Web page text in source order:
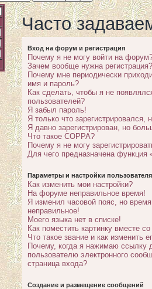
Часто
Вход на форум и регистрация
Почему я не могу войти на
Зачем вообще нужна регистрация?
Почему мне периодически
имя и пароль?
Как сделать, чтобы я не
пользователей?
Я забыл пароль!
Я только что зарегистрировался,
Я давно зарегистрирован, но
Что такое COPPA?
Почему я не могу
Для чего предназначена функция
Параметры и настройки пользователя
Как изменить мои настройки?
На форуме неправильное время!
Я изменил часовой пояс, но
неправильное!
Моего языка нет в списке!
Как поместить картинку вместе
Что такое звание и как изменить
Почему, когда я нажимаю ссылку
пользователю электронного
страница входа?
Создание и размещение сообщений